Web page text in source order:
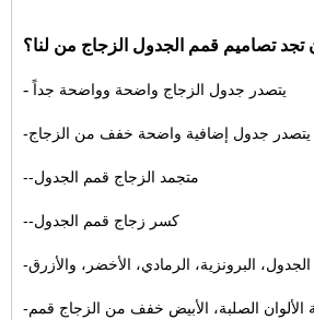
-
-الشاشة المطبوعة الألوان الصلبة، الأبيض خفف من الزجاج قمم